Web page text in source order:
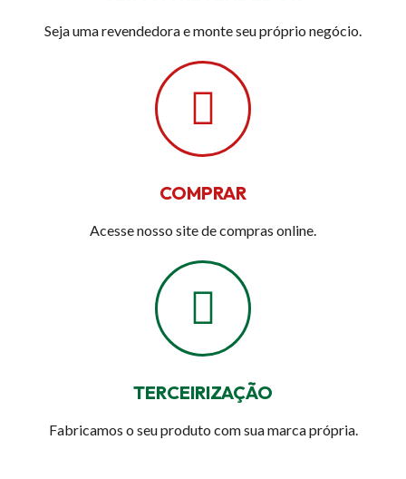
Seja uma revendedora e monte seu próprio negócio.
COMPRAR
Acesse nosso site de compras online.
TERCEIRIZAÇÃO
Fabricamos o seu produto com sua marca própria.